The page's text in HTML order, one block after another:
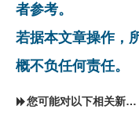
者参考。
若据本文章操作，
概不负任何责任。
您可能对以下相关新闻同样感兴趣